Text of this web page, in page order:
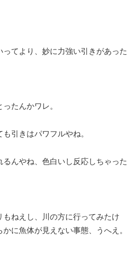
ってより、妙に力強い引きがあった
たんかワレ。
引きはパワフルやね。
るんやね、色白いし反応しちゃった
もねえし、川の方に行ってみたけ
に魚体が見えない事態、うへえ。